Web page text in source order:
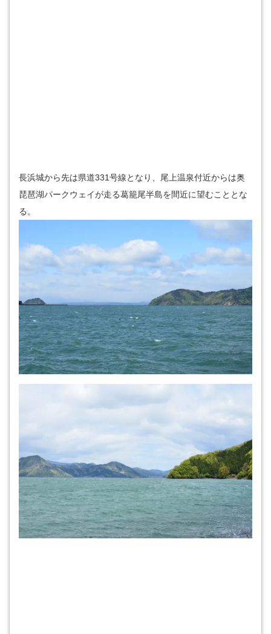
長浜城から先は県道331号線となり、尾上温泉付近からは奥
琵琶湖パークウェイが走る葛籠尾半島を間近に望むこととな
る。